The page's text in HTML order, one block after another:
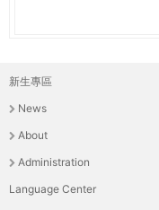
培
養
具
國
移
r
e
主
選
單
新生專區
News
About
Administration
Language Center